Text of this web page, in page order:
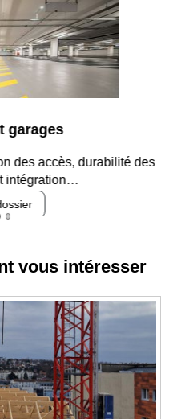
garages
des accès, durabilité des
intégration…
vous intéresser